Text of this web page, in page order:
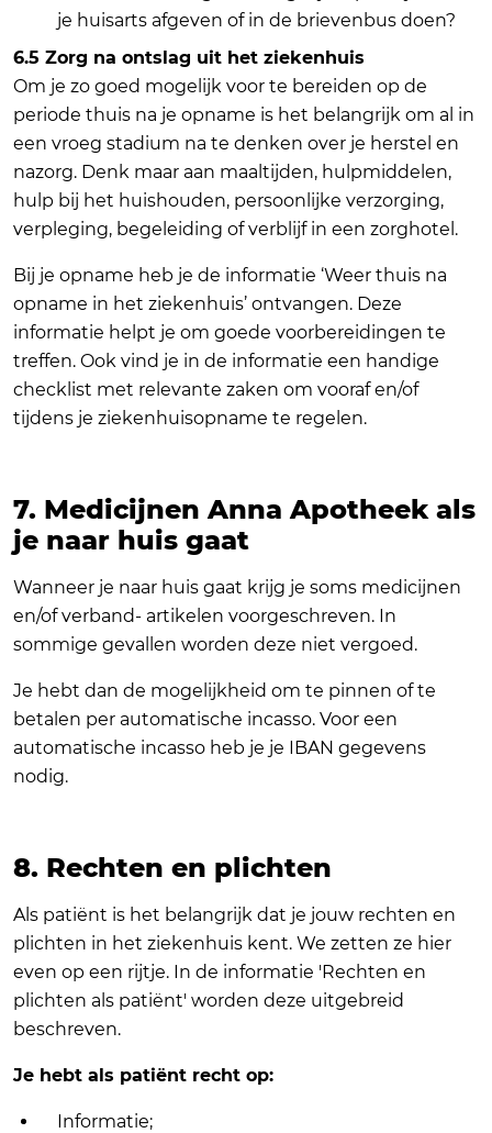
je huisarts afgeven of in de brievenbus doen?
6.5 Zorg na ontslag uit het ziekenhuis
Om je zo goed mogelijk voor te bereiden op de
periode thuis na je opname is het belangrijk om al in
een vroeg stadium na te denken over je herstel en
nazorg. Denk maar aan maaltijden, hulpmiddelen,
hulp bij het huishouden, persoonlijke verzorging,
verpleging, begeleiding of verblijf in een zorghotel.
Bij je opname heb je de informatie ‘Weer thuis na
opname in het ziekenhuis’ ontvangen. Deze
informatie helpt je om goede voorbereidingen te
treffen. Ook vind je in de informatie een handige
checklist met relevante zaken om vooraf en/of
tijdens je ziekenhuisopname te regelen.
7. Medicijnen Anna Apotheek als
je naar huis gaat
Wanneer je naar huis gaat krijg je soms medicijnen
en/of verband- artikelen voorgeschreven. In
sommige gevallen worden deze niet vergoed.
Je hebt dan de mogelijkheid om te pinnen of te
betalen per automatische incasso. Voor een
automatische incasso heb je je IBAN gegevens
nodig.
8. Rechten en plichten
Als patiënt is het belangrijk dat je jouw rechten en
plichten in het ziekenhuis kent. We zetten ze hier
even op een rijtje. In de informatie 'Rechten en
plichten als patiënt' worden deze uitgebreid
beschreven.
Je hebt als patiënt recht op:
Informatie;